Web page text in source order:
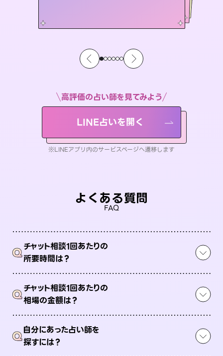
高評価の占い師を見てみよう
LINE占いを開く
※LINEアプリ内のサービスページへ遷移します
よくある質問
FAQ
Qチャット相談1回あたりの
所要時間は？
Qチャット相談1回あたりの
相場の金額は？
Q自分にあった占い師を
探すには？